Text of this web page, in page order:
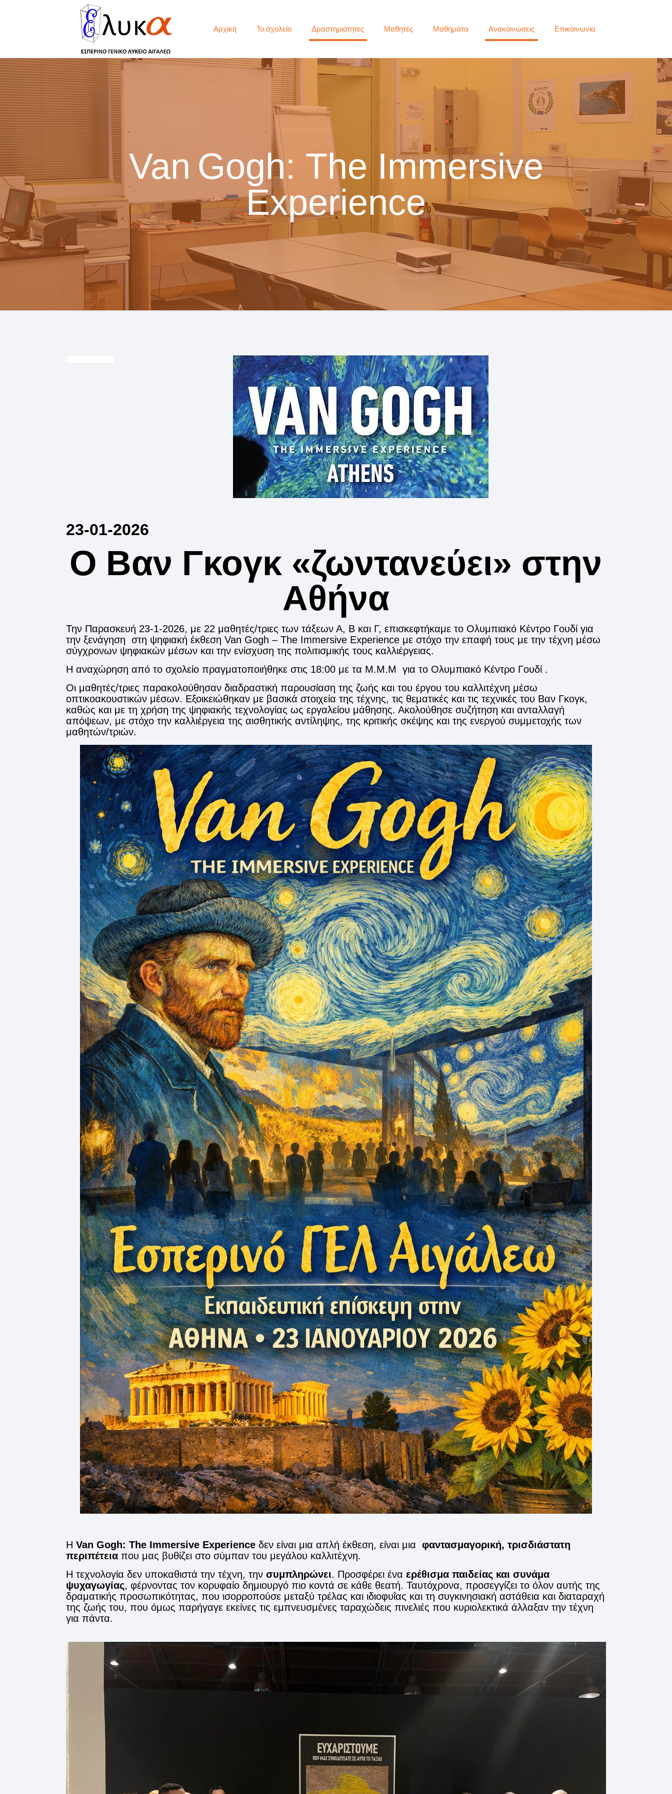
Αρχική Το σχολείο Δραστηριότητες Μαθητές Μαθήματα Ανακοινώσεις Επικοινωνία
Van Gogh: The Immersive
Experience
23-01-2026
Ο Βαν Γκογκ «ζωντανεύει» στην
Αθήνα
Την Παρασκευή 23-1-2026, με 22 μαθητές/τριες των τάξεων Α, Β και Γ, επισκεφτήκαμε το Ολυμπιακό Κέντρο Γουδί για
την ξενάγηση στη ψηφιακή έκθεση Van Gogh – The Immersive Experience με στόχο την επαφή τους με την τέχνη μέσω
σύγχρονων ψηφιακών μέσων και την ενίσχυση της πολιτισμικής τους καλλιέργειας.
Η αναχώρηση από το σχολείο πραγματοποιήθηκε στις 18:00 με τα Μ.Μ.Μ για το Ολυμπιακό Κέντρο Γουδί .
Οι μαθητές/τριες παρακολούθησαν διαδραστική παρουσίαση της ζωής και του έργου του καλλιτέχνη μέσω
οπτικοακουστικών μέσων. Εξοικειώθηκαν με βασικά στοιχεία της τέχνης, τις θεματικές και τις τεχνικές του Βαν Γκογκ,
καθώς και με τη χρήση της ψηφιακής τεχνολογίας ως εργαλείου μάθησης. Ακολούθησε συζήτηση και ανταλλαγή
απόψεων, με στόχο την καλλιέργεια της αισθητικής αντίληψης, της κριτικής σκέψης και της ενεργού συμμετοχής των
μαθητών/τριών.
ΗVan Gogh: The Immersive Experience δεν είναι μια απλή έκθεση, είναι μιαφαντασμαγορική, τρισδιάστατη
περιπέτεια που μας βυθίζει στο σύμπαν του μεγάλου καλλιτέχνη.
Η τεχνολογία δεν υποκαθιστά την τέχνη, τηνσυμπληρώνει. Προσφέρει έναερέθισμα παιδείας και συνάμα
ψυχαγωγίας, φέρνοντας τον κορυφαίο δημιουργό πιο κοντά σε κάθε θεατή. Ταυτόχρονα, προσεγγίζει το όλον αυτής της
δραματικής προσωπικότητας, που ισορροπούσε μεταξύ τρέλας και ιδιοφυΐας και τη συγκινησιακή αστάθεια και διαταραχή
της ζωής του, που όμως παρήγαγε εκείνες τις εμπνευσμένες ταραχώδεις πινελιές που κυριολεκτικά άλλαξαν την τέχνη
για πάντα.